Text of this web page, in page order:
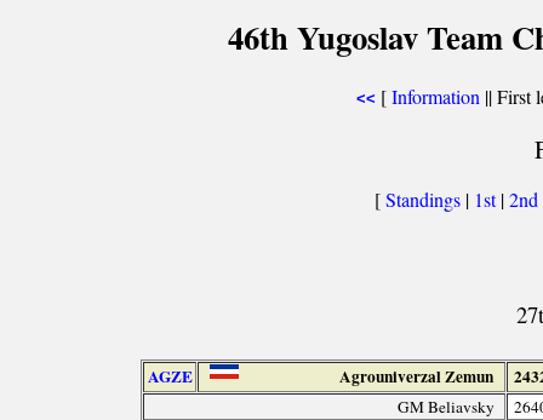
46th Yugoslav Team
<< [Information || First
[Standings | 1st|2nd
AGZE Agrouniverzal Zemun
GM Beliavsky